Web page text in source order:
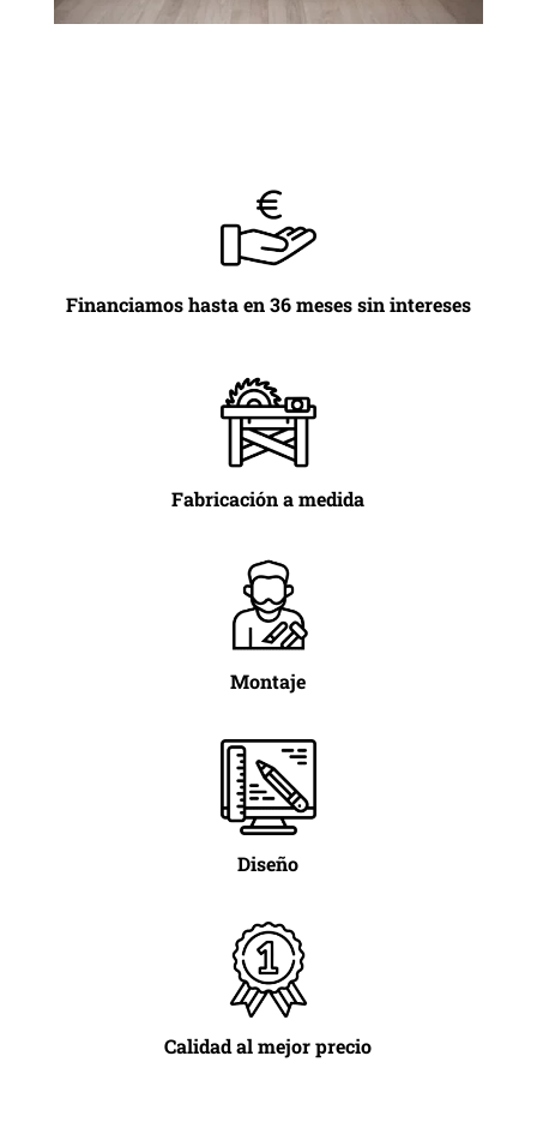
Financiamos hasta en 36 meses sin intereses
Fabricación a medida
Montaje
Diseño
Calidad al mejor precio